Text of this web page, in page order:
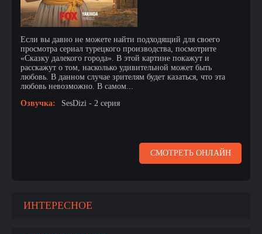
Если вы давно не можете найти подходящий для своего
просмотра сериал турецкого производства, посмотрите
«Сказку далекого города». В этой картине покажут и
расскажут о том, насколько удивительной может быть
любовь. В данном случае зрителям будет казаться, что эта
любовь невозможно. В самом...
Озвучка:
SesDizi - 2 серия
СМОТРЕТЬ ОНЛАЙН
ИНТЕРЕСНОЕ